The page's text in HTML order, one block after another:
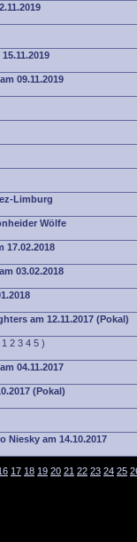
09.11.2019
Limburg
Wölfe
17.02.2018
03.02.2018
am 12.11.2017 (Pokal)
1 2 3 4 5 )
04.11.2017
(Pokal)
Niesky am 14.10.2017
17 18 19 20 21 22 23 24 25